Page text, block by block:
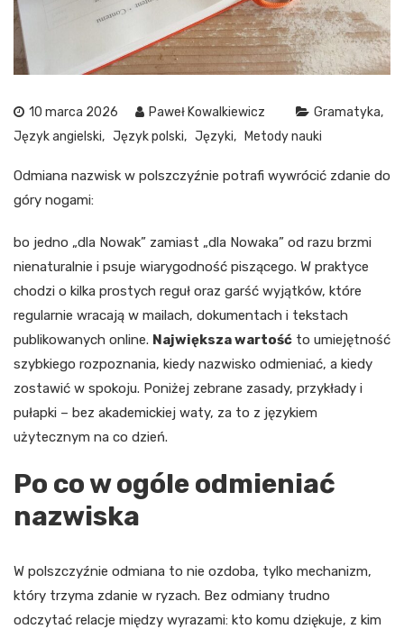
10 marca 2026 Paweł Kowalkiewicz
Gramatyka
Język angielski
Język polski Języki Metody nauki
Odmiana nazwisk w polszczyźnie potrafi wywrócić zdanie do
góry nogami:
bo jedno „dla Nowak” zamiast „dla Nowaka” od razu brzmi
nienaturalnie i psuje wiarygodność piszącego. W praktyce
chodzi o kilka prostych reguł oraz garść wyjątków, które
regularnie wracają w mailach, dokumentach i tekstach
publikowanych online. Największa wartość to umiejętność
szybkiego rozpoznania, kiedy nazwisko odmieniać, a kiedy
zostawić w spokoju. Poniżej zebrane zasady, przykłady i
pułapki – bez akademickiej waty, za to z językiem
użytecznym na co dzień.
Po co w ogóle odmieniać
nazwiska
W polszczyźnie odmiana to nie ozdoba, tylko mechanizm,
który trzyma zdanie w ryzach. Bez odmiany trudno
odczytać relacje między wyrazami: kto komu dziękuje, z kim